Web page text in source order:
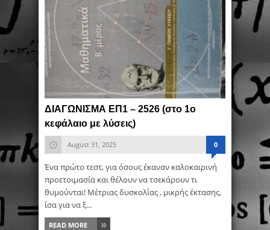
ΔΙΑΓΩΝΙΣΜΑ ΕΠ1 – 2526 (στο 1ο
κεφάλαιο με λύσεις)
August 31, 2025 0
Ένα πρώτο τεστ, για όσους έκαναν καλοκαιρινή
προετοιμασία και θέλουν να τσεκάρουν τι
θυμούνται! Μέτριας δυσκολίας , μικρής έκτασης,
ίσα για να ξ...
READ MORE